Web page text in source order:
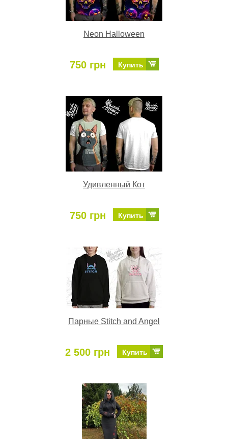
Neon Halloween
750 грн Купить
Удивленный Кот
750 грн Купить
Парные Stitch and Angel
2 500 грн Купить